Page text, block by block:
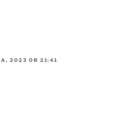
2023 OB 21:41